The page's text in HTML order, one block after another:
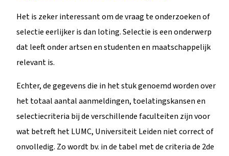
Het is zeker interessant om de vraag te onderzoeken of
selectie eerlijker is dan loting. Selectie is een onderwerp
dat leeft onder artsen en studenten en maatschappelijk
relevant is.
Echter, de gegevens die in het stuk genoemd worden over
het totaal aantal aanmeldingen, toelatingskansen en
selectiecriteria bij de verschillende faculteiten zijn voor
wat betreft het LUMC, Universiteit Leiden niet correct of
onvolledig. Zo wordt bv. in de tabel met de criteria de 2de